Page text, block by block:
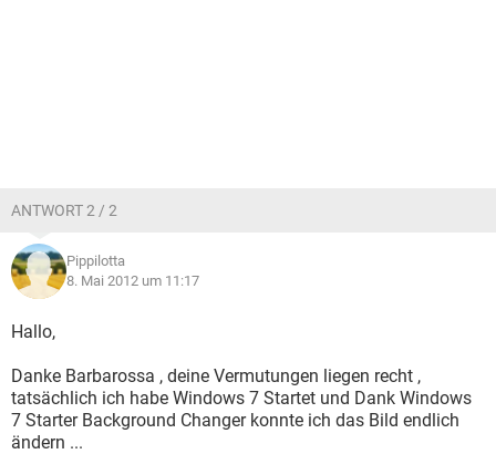
ANTWORT 2 / 2
Pippilotta
8. Mai 2012 um 11:17
Hallo,
Danke Barbarossa , deine Vermutungen liegen recht ,
tatsächlich ich habe Windows 7 Startet und Dank Windows
7 Starter Background Changer konnte ich das Bild endlich
ändern ...